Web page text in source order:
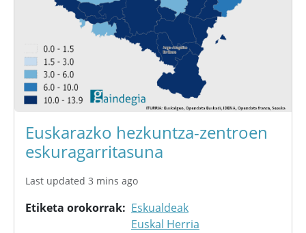
Euskarazko hezkuntza-zentroen
eskuragarritasuna
Last updated 3 mins ago
Etiketa orokorrak
Eskualdeak
Euskal Herria